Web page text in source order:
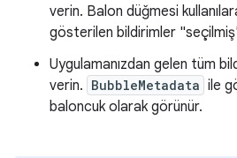
verin. Balon düğmesi
gösterilen bildirimler
Uygulamanızdan gelen tüm
verin. BubbleMetadata ile
baloncuk olarak görünür.